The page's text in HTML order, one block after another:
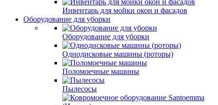
Инвентарь для мойки окон и фасадов
Оборудование для уборки
Оборудование для уборки
Однодисковые машины (роторы)
Поломоечные машины
Пылесосы